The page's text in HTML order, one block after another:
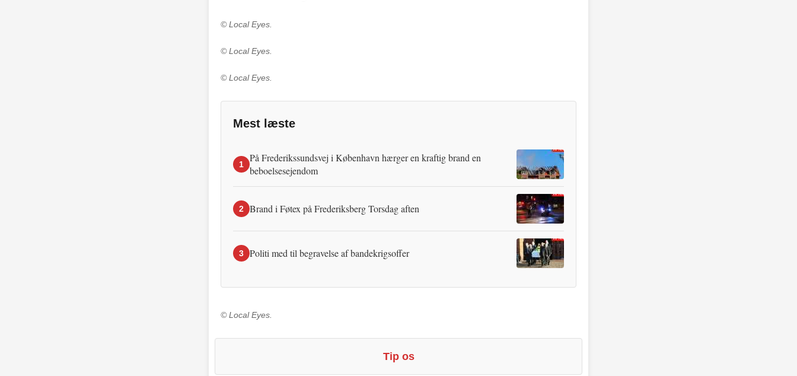
© Local Eyes.
© Local Eyes.
© Local Eyes.
Mest læste
1
På Frederikssundsvej i København hærger en kraftig brand en
beboelsesejendom
2 Brand i Føtex på Frederiksberg Torsdag aften
3 Politi med til begravelse af bandekrigsoffer
© Local Eyes.
Tip os